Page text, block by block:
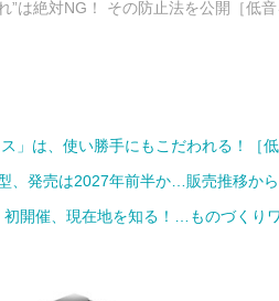
”は絶対NG！ その防止法を公開［低
」は、使い勝手にもこだわれる！［
、発売は2027年前半か…販売推移か
初開催、現在地を知る！…ものづくり